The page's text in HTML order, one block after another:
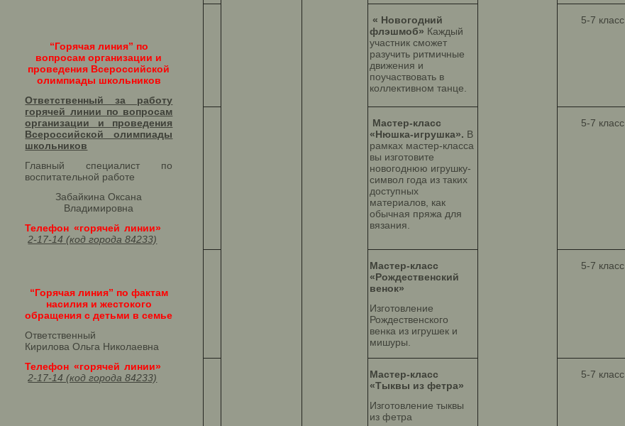
“Горячая линия” по
вопросам организации и
проведения Всероссийской
олимпиады школьников
Ответственный за работу
горячей линии по вопросам
организации и проведения
Всероссийской олимпиады
школьников​
Главный специалист по
воспитательной работе
Забайкина Оксана
Владимировна
Телефон «горячей линии»
2-17-14 (код города 84233)
“Горячая линия” по фактам
насилия и жестокого
обращения с детьми в семье
Ответственный
Кирилова Ольга Николаевна
Телефон «горячей линии»
2-17-14 (код города 84233)
« Новогодний
флэшмоб» Каждый
участник сможет
разучить ритмичные
движения и
поучаствовать в
коллективном танце.
5-7 класс
Мастер-класс
«Нюшка-игрушка». В
рамках мастер-класса
вы изготовите
новогоднюю игрушку-
символ года из таких
доступных
материалов, как
обычная пряжа для
вязания.
5-7 класс
Мастер-класс
«Рождественский
венок»
Изготовление
Рождественского
венка из игрушек и
мишуры.
5-7 класс
Мастер-класс
«Тыквы из фетра»
Изготовление тыквы
из фетра
5-7 класс